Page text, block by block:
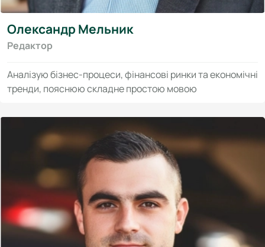
Олександр Мельник
Редактор
Аналізую бізнес-процеси, фінансові ринки та економічні
тренди, пояснюю складне простою мовою